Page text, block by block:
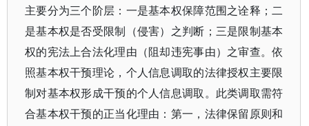
主要分为三个阶层：一是基本权保障范围之诠释；二
是基本权是否受限制（侵害）之判断；三是限制基本
权的宪法上合法化理由（阻却违宪事由）之审查。依
照基本权干预理论，个人信息调取的法律授权主要限
制对基本权形成干预的个人信息调取。此类调取需符
合基本权干预的正当化理由：第一，法律保留原则和